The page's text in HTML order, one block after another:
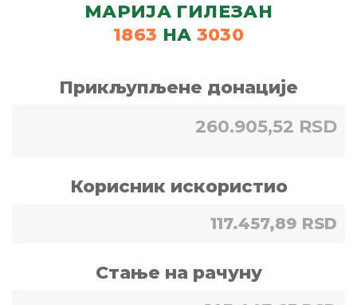
МАРИЈА ГИЛЕЗАН
1863 НА 3030
Прикљупљене донације
260.905,52 RSD
Корисник искористио
117.457,89 RSD
Стање на рачуну